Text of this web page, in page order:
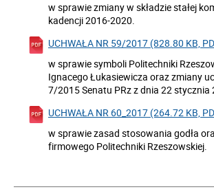
w sprawie zmiany w składzie stałej
kadencji 2016-2020.
UCHWAŁA NR 59/2017 (828.80 KB,
w sprawie symboli Politechniki
Ignacego Łukasiewicza oraz zmiany
7/2015 Senatu PRz z dnia 22 stycznia
UCHWAŁA NR 60_2017 (264.72 KB,
w sprawie zasad stosowania godła
firmowego Politechniki Rzeszowskiej.